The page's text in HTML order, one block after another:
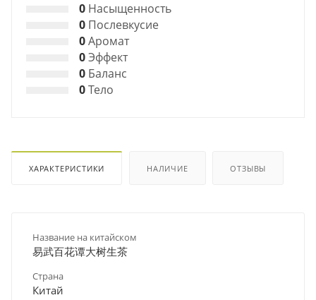
0 Насыщенность
0 Послевкусие
0Аромат
0Эффект
0 Баланс
0Тело
ХАРАКТЕРИСТИКИ НАЛИЧИЕ ОТЗЫВЫ
Название на китайском
易武百花谭大树生茶
Страна
Китай